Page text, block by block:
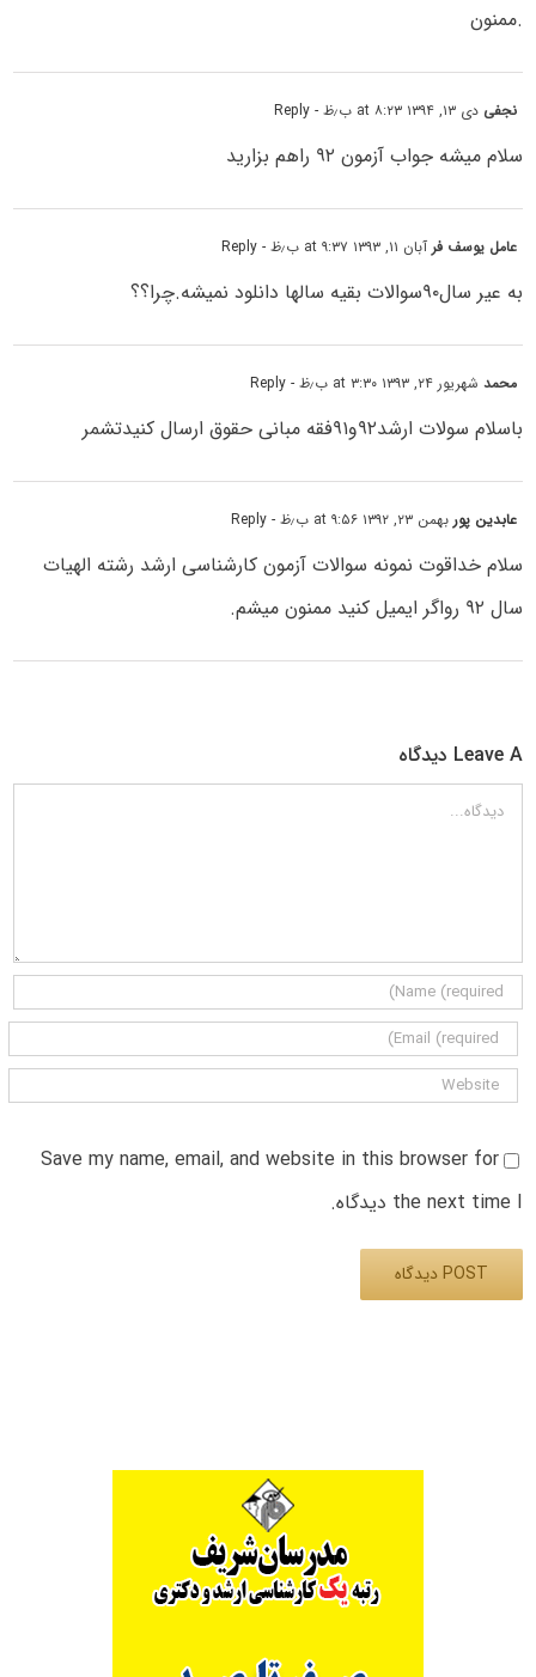
.ممنون
نجفی دی ۱۳, ۱۳۹۴ at ۸:۲۳ ب٫ظ - Reply
سلام میشه جواب آزمون ۹۲ راهم بزارید
عامل یوسف فرآبان ۱۱, ۱۳۹۳ at ۹:۳۷ ب٫ظ - Reply
به عیر سال۹۰سوالات بقیه سالها دانلود نمیشه.چرا؟؟
محمدشهریور ۲۴, ۱۳۹۳ at ۳:۳۰ ب٫ظ - Reply
باسلام سولات ارشد۹۲و۹۱فقه مبانی حقوق ارسال کنیدتشمر
عابدین پوربهمن ۲۳, ۱۳۹۲ at ۹:۵۶ ب٫ظ - Reply
سلام خداقوت نمونه سوالات آزمون کارشناسی ارشد رشته الهیات
سال ۹۲ رواگر ایمیل کنید ممنون میشم.
Leave A دیدگاه
دیدگاه
Save my name, email, and website in this browser for
the next time I دیدگاه.